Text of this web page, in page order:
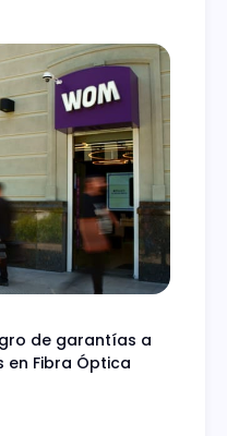
de garantías a
en Fibra Óptica